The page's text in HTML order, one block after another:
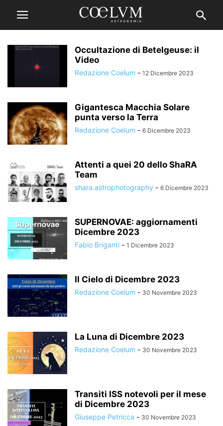
Occultazione di Betelgeuse: il
Video
Redazione Coelum - 12 Dicembre 2023
Gigantesca Macchia Solare
punta verso la Terra
Redazione Coelum - 6 Dicembre 2023
Attenti a quei 20 dello ShaRA
Team
shara.astrophotography - 6 Dicembre 2023
SUPERNOVAE: aggiornamenti
Dicembre 2023
Fabio Briganti - 1 Dicembre 2023
Il Cielo di Dicembre 2023
Redazione Coelum - 30 Novembre 2023
La Luna di Dicembre 2023
Redazione Coelum - 30 Novembre 2023
Transiti ISS notevoli per il mese
di Dicembre 2023
Giuseppe Petricca - 30 Novembre 2023